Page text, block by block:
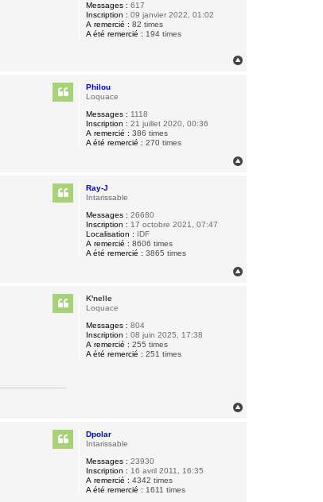
Messages : 617
Inscription : 09 janvier 2022, 01:02
A remercié : 82 times
A été remercié : 194 times
Philou
Loquace
Messages : 1118
Inscription : 21 juillet 2020, 00:36
A remercié : 386 times
A été remercié : 270 times
Ray-J
Intarissable
Messages : 26680
Inscription : 17 octobre 2021, 07:47
Localisation : IDF
A remercié : 8606 times
A été remercié : 3865 times
K'nelle
Loquace
Messages : 804
Inscription : 08 juin 2025, 17:38
A remercié : 255 times
A été remercié : 251 times
Dpolar
Intarissable
Messages : 23930
Inscription : 16 avril 2011, 16:35
A remercié : 4342 times
A été remercié : 1611 times